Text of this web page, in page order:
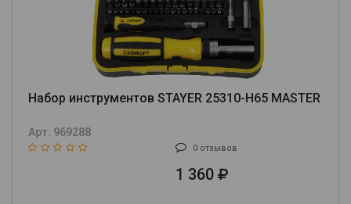
Набор инструментов STAYER 25310-H65 MASTER
Арт. 969288
0 отзывов
1 360